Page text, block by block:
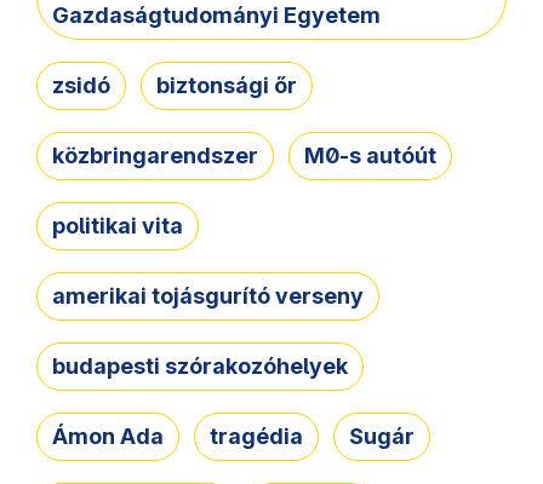
Gazdaságtudományi Egyetem
zsidó biztonsági őr
közbringarendszer M0-s autóút
politikai vita
amerikai tojásgurító verseny
budapesti szórakozóhelyek
Ámon Ada tragédia Sugár